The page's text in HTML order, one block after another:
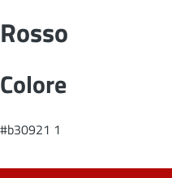
Rosso
Colore
#b30921 1